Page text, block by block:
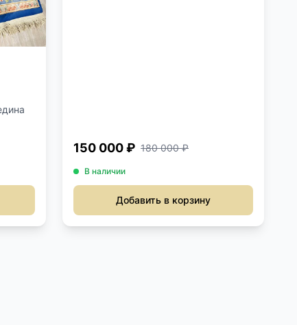
150 000 ₽ 180 000 ₽
В наличии
Добавить в корзину